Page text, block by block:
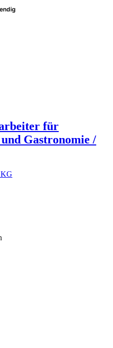
für
Gastronomie /